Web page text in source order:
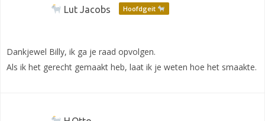
Lut Jacobs Hoofdgeit
Dankjewel Billy, ik ga je raad opvolgen.
Als ik het gerecht gemaakt heb, laat ik je weten hoe het smaakte.